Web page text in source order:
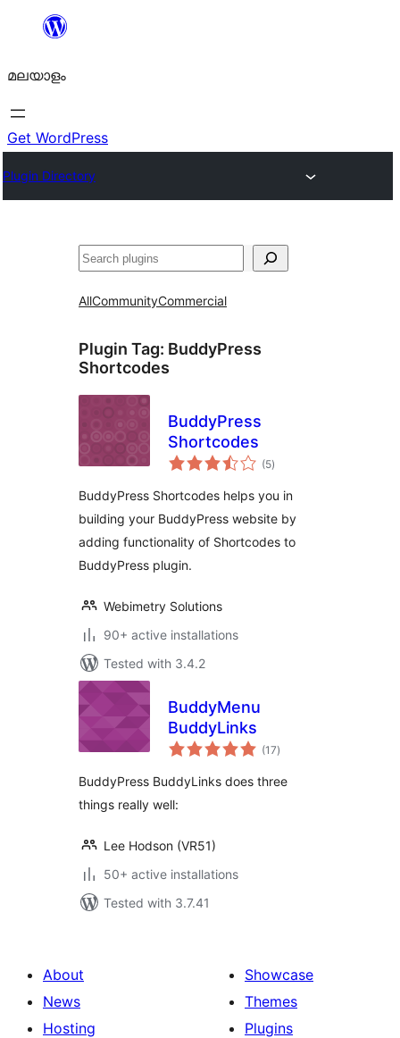
ഉള്ളടക്കത്തിലേക്ക്
മലയാളം
Get WordPress
Plugin Directory
തിരയുക
AllCommunityCommercial
Plugin Tag: BuddyPress
Shortcodes
BuddyPress
Shortcodes
(5total
ratings
)
BuddyPress Shortcodes helps you in
building your BuddyPress website by
adding functionality of Shortcodes to
BuddyPress plugin.
Webimetry Solutions
90+ active installations
Tested with 3.4.2
BuddyMenu
BuddyLinks
(17total
ratings
)
BuddyPress BuddyLinks does three
things really well:
Lee Hodson (VR51)
50+ active installations
Tested with 3.7.41
About
News
Hosting
Showcase
Themes
Plugins